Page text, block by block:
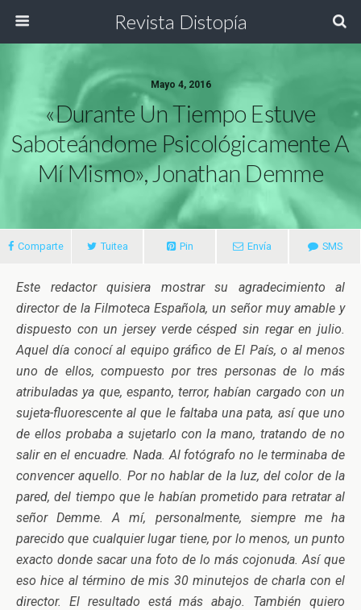
Revista Distopía
Mayo 4, 2016
«Durante Un Tiempo Estuve
Saboteándome Psicológicamente A
Mí Mismo», Jonathan Demme
Comparte Tuitea Pin Envía SMS
Este redactor quisiera mostrar su agradecimiento al
director de la Filmoteca Española, un señor muy amable y
dispuesto con un jersey verde césped sin regar en julio.
Aquel día conocí al equipo gráfico de El País, o al menos
uno de ellos, compuesto por tres personas de lo más
atribuladas ya que, espanto, terror, habían cargado con un
sujeta-fluorescente al que le faltaba una pata, así que uno
de ellos probaba a sujetarlo con la mano, tratando de no
salir en el encuadre. Nada. Al fotógrafo no le terminaba de
convencer aquello. Por no hablar de la luz, del color de la
pared, del tiempo que le habían prometido para retratar al
señor Demme. A mí, personalmente, siempre me ha
parecido que cualquier lugar tiene, por lo menos, un punto
exacto donde sacar una foto de lo más cojonuda. Así que
eso hice al término de mis 30 minutejos de charla con el
director. El resultado está más abajo. También quiero